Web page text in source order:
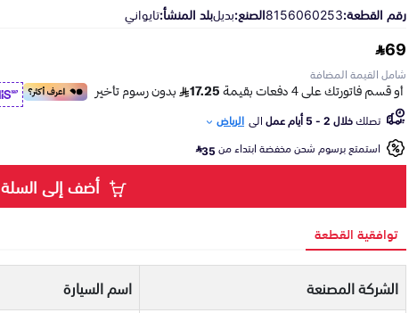
رقم القطعة:8156060253الصنع:بديلبلد المنشأ:تايواني
69
شامل القيمة المضافة
تصلكخلال 2 - 5 أيام عمل الى الرياض
استمتع برسوم شحن مخفضة ابتداء من35
أضف إلى السلة
توافقية القطعة
الشركة المصنعة اسم السيارة